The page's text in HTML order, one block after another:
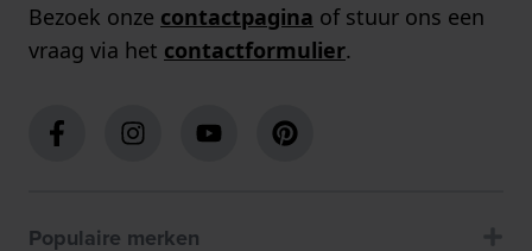
Bezoek onze contactpagina of stuur ons een
vraag via het contactformulier.
Populaire merken